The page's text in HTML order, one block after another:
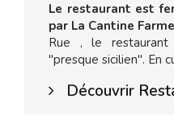
Le restaurant est
par La Cantine
Rue , le
"presque sicilien". En
Découvrir